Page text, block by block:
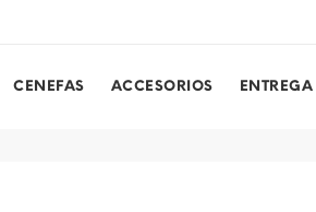
CENEFAS ACCESORIOS